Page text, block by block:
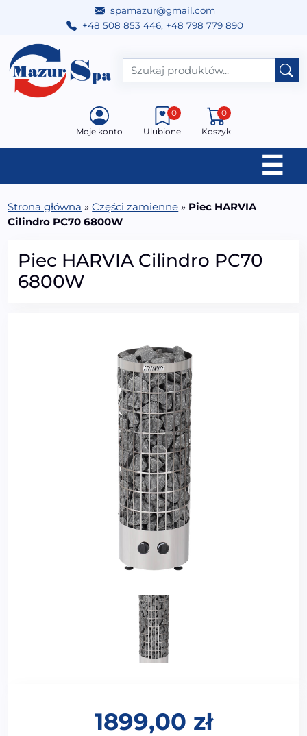
spamazur@gmail.com
+48 508 853 446, +48 798 779 890
Przejdź do treści
Main Navigation
Moje konto Ulubione
0
Koszyk
0
☰
Strona główna »Części zamienne » Piec HARVIA
Cilindro PC70 6800W
Piec HARVIA Cilindro PC70
6800W
1899,00 zł